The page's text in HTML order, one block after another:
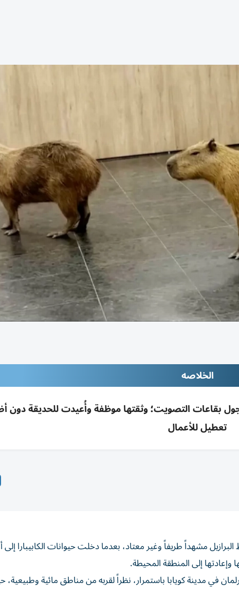
الخلاصه
بقاعات التصويت؛ وثقتها موظفة وأُعيدت للحديقة دون
تعطيل للأعمال
مشهداً طريفاً وغير معتاد، بعدما دخلت حيوانات الكابيبارا إلى
إلى المنطقة المحيطة.
في مدينة كويابا باستمرار، نظراً لقربه من مناطق مائية